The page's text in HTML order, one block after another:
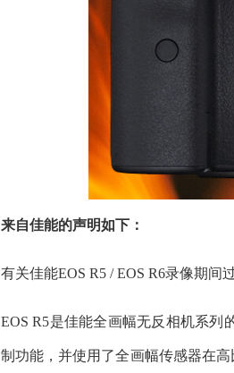
来自佳能的声明如下：
有关佳能EOS R5 / EOS R6录像期间
EOS R5是佳能全画幅无反相机系
制功能，并使用了全画幅传感器在